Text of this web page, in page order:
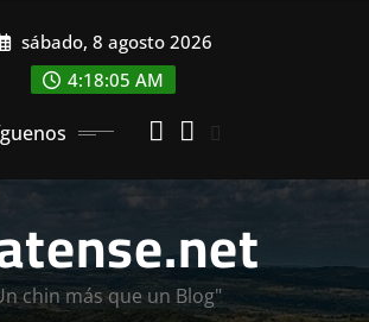
sábado, 8 agosto 2026
4:18:07 AM
chin más que un Blog"